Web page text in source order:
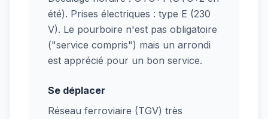
été). Prises électriques : type E (230
V). Le pourboire n'est pas obligatoire
("service compris") mais un arrondi
est apprécié pour un bon service.
Se déplacer
Réseau ferroviaire (TGV) très